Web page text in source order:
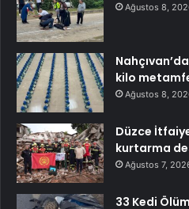
Ağustos 8,
kilo
Ağustos 8,
Düzce
kurtarma
Ağustos 7,
33 Kedi